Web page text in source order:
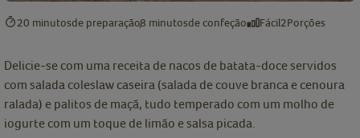
20 minutosde preparação8 minutosde confeção Fácil2Porções
Delicie-se com uma receita de nacos de batata-doce servidos
com salada coleslaw caseira (salada de couve branca e cenoura
ralada) e palitos de maçã, tudo temperado com um molho de
iogurte com um toque de limão e salsa picada.